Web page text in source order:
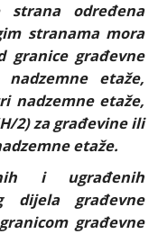
određena
stranama mora
građevne
etaže,
nadzemne etaže,
2) za građevine ili
etaže.
i ugrađenih
dijela građevne
građevne